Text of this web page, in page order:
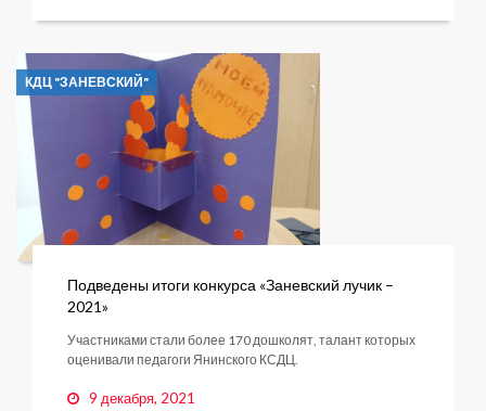
КДЦ "ЗАНЕВСКИЙ"
Подведены итоги конкурса «Заневский лучик –
2021»
Участниками стали более 170 дошколят, талант которых
оценивали педагоги Янинского КСДЦ.
9 декабря, 2021